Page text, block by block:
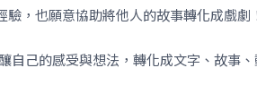
，也願意協助將他人的故事轉化成戲劇
自己的感受與想法，轉化成文字、故事